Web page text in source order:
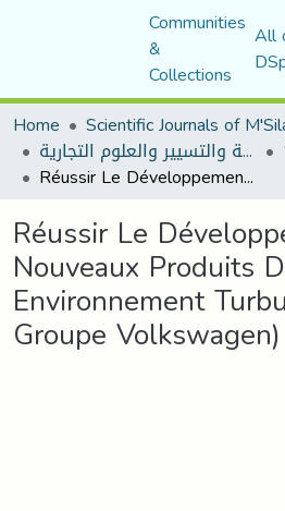
Communities
&
Collections
All
Home
مجلة العلوم الاقتصادية والتسيير والعلوم التجارية
Réussir Le Développement De Nouveaux Produits Dans Un Environnement Turbulent (cas Du Groupe Volkswagen)
Réussir Le
Nouveaux Produits
Environnement
Groupe Volkswagen)